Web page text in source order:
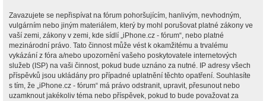
Zavazujete se nepřispívat na fórum pohoršujícím, hanlivým, nevhodným,
vulgárním nebo jiným materiálem, který by mohl porušovat platné zákony ve
vaší zemi, zákony v zemi, kde sídlí „iPhone.cz - fórum“, nebo platné
mezinárodní právo. Tato činnost může vést k okamžitému a trvalému
vykázání z fóra a/nebo upozornění vašeho poskytovatele internetových
služeb (ISP) na vaši činnost, pokud bude uznáno za nutné. IP adresy všech
příspěvků jsou ukládány pro případné uplatnění těchto opatření. Souhlasíte
s tím, že „iPhone.cz - fórum“ má právo odstranit, upravit, přesunout nebo
uzamknout jakékoliv téma nebo příspěvek, pokud to bude považovat za